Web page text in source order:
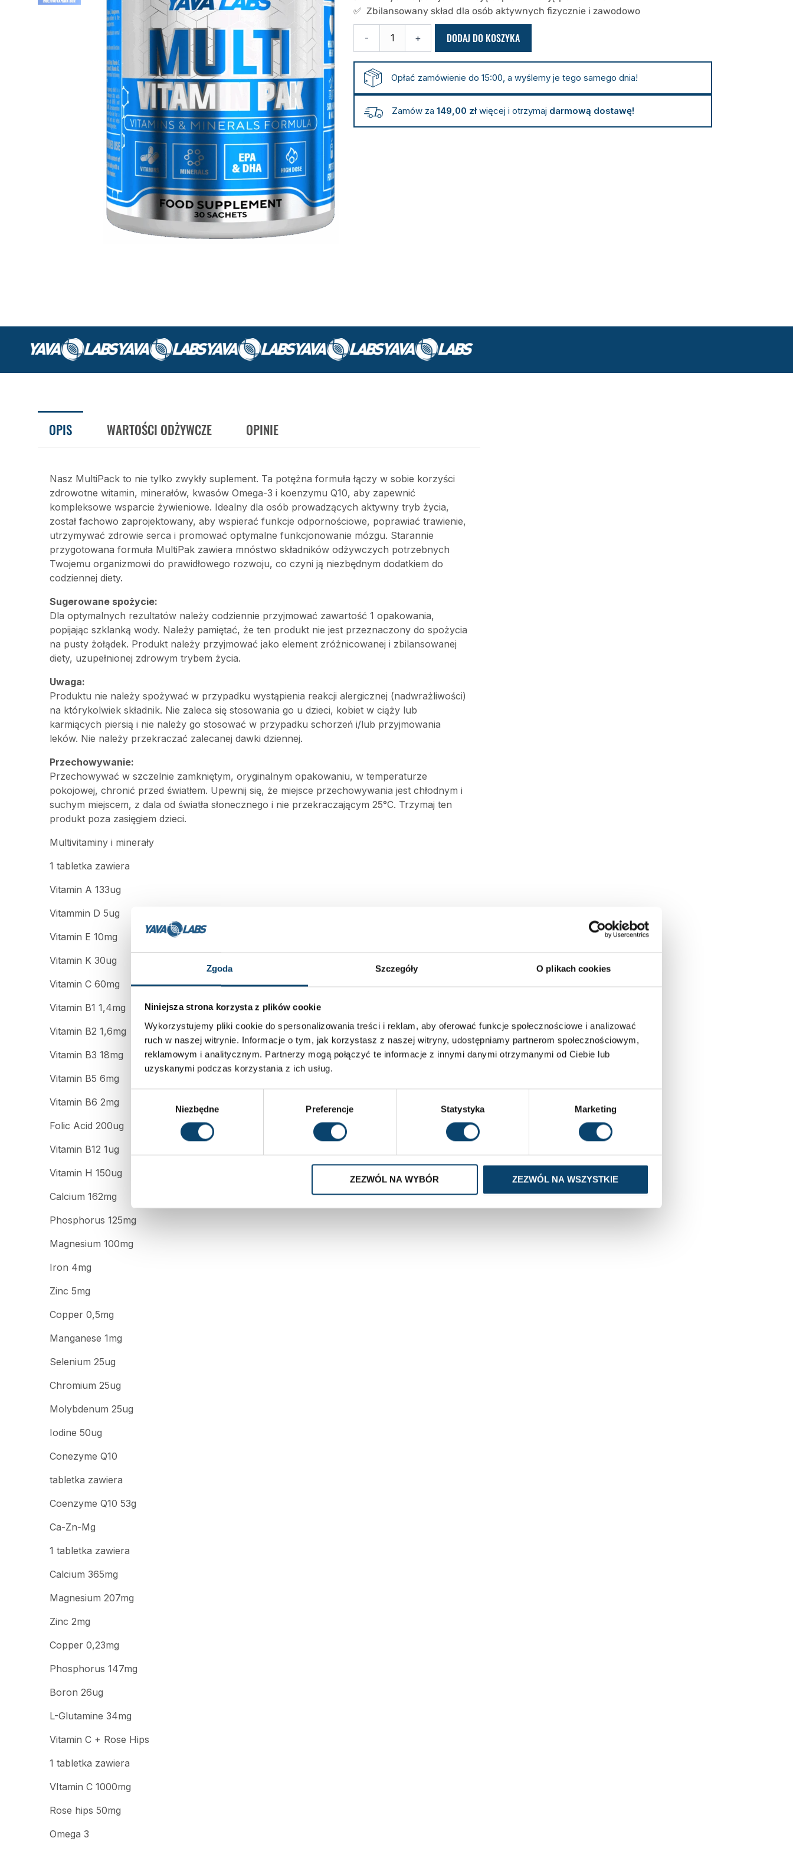
Zgoda Szczegóły O plikach cookies
Niniejsza strona korzysta z plików cookie
Wykorzystujemy pliki cookie do spersonalizowania treści i reklam, aby oferować funkcje społecznościowe i analizować
ruch w naszej witrynie. Informacje o tym, jak korzystasz z naszej witryny, udostępniamy partnerom społecznościowym,
reklamowym i analitycznym. Partnerzy mogą połączyć te informacje z innymi danymi otrzymanymi od Ciebie lub
uzyskanymi podczas korzystania z ich usług.
Niezbędne Preferencje Statystyka Marketing
ZEZWÓL NA WYBÓR ZEZWÓL NA WSZYSTKIE
✅ Zbilansowany skład dla osób aktywnych fizycznie i zawodowo
-
Zestaw
multiwitamin
–
saszetek
+ DODAJ DO KOSZYKA
Opłać zamówienie do 15:00, a wyślemy je tego samego dnia!
Zamów za149,00 zł więcej i otrzymaj darmową dostawę!
OPIS WARTOŚCI ODŻYWCZE OPINIE
Nasz MultiPack to nie tylko zwykły suplement. Ta potężna formuła łączy w sobie korzyści
zdrowotne witamin, minerałów, kwasów Omega-3 i koenzymu Q10, aby zapewnić
kompleksowe wsparcie żywieniowe. Idealny dla osób prowadzących aktywny tryb życia,
został fachowo zaprojektowany, aby wspierać funkcje odpornościowe, poprawiać trawienie,
utrzymywać zdrowie serca i promować optymalne funkcjonowanie mózgu. Starannie
przygotowana formuła MultiPak zawiera mnóstwo składników odżywczych potrzebnych
Twojemu organizmowi do prawidłowego rozwoju, co czyni ją niezbędnym dodatkiem do
codziennej diety.
Sugerowane spożycie:
Dla optymalnych rezultatów należy codziennie przyjmować zawartość 1 opakowania,
popijając szklanką wody. Należy pamiętać, że ten produkt nie jest przeznaczony do spożycia
na pusty żołądek. Produkt należy przyjmować jako element zróżnicowanej i zbilansowanej
diety, uzupełnionej zdrowym trybem życia.
Uwaga:
Produktu nie należy spożywać w przypadku wystąpienia reakcji alergicznej (nadwrażliwości)
na którykolwiek składnik. Nie zaleca się stosowania go u dzieci, kobiet w ciąży lub
karmiących piersią i nie należy go stosować w przypadku schorzeń i/lub przyjmowania
leków. Nie należy przekraczać zalecanej dawki dziennej.
Przechowywanie:
Przechowywać w szczelnie zamkniętym, oryginalnym opakowaniu, w temperaturze
pokojowej, chronić przed światłem. Upewnij się, że miejsce przechowywania jest chłodnym i
suchym miejscem, z dala od światła słonecznego i nie przekraczającym 25°C. Trzymaj ten
produkt poza zasięgiem dzieci.
Multivitaminy i minerały
1 tabletka zawiera
Vitamin A 133ug
Vitammin D 5ug
Vitamin E 10mg
Vitamin K 30ug
Vitamin C 60mg
Vitamin B1 1,4mg
Vitamin B2 1,6mg
Vitamin B3 18mg
Vitamin B5 6mg
Vitamin B6 2mg
Folic Acid 200ug
Vitamin B12 1ug
Vitamin H 150ug
Calcium 162mg
Phosphorus 125mg
Magnesium 100mg
Iron 4mg
Zinc 5mg
Copper 0,5mg
Manganese 1mg
Selenium 25ug
Chromium 25ug
Molybdenum 25ug
Iodine 50ug
Conezyme Q10
tabletka zawiera
Coenzyme Q10 53g
Ca-Zn-Mg
1 tabletka zawiera
Calcium 365mg
Magnesium 207mg
Zinc 2mg
Copper 0,23mg
Phosphorus 147mg
Boron 26ug
L-Glutamine 34mg
Vitamin C + Rose Hips
1 tabletka zawiera
VItamin C 1000mg
Rose hips 50mg
Omega 3